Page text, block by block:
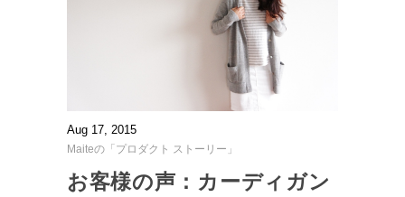
Aug 17, 2015
Maiteの「プロダクト ストーリー」
お客様の声：カーディガン